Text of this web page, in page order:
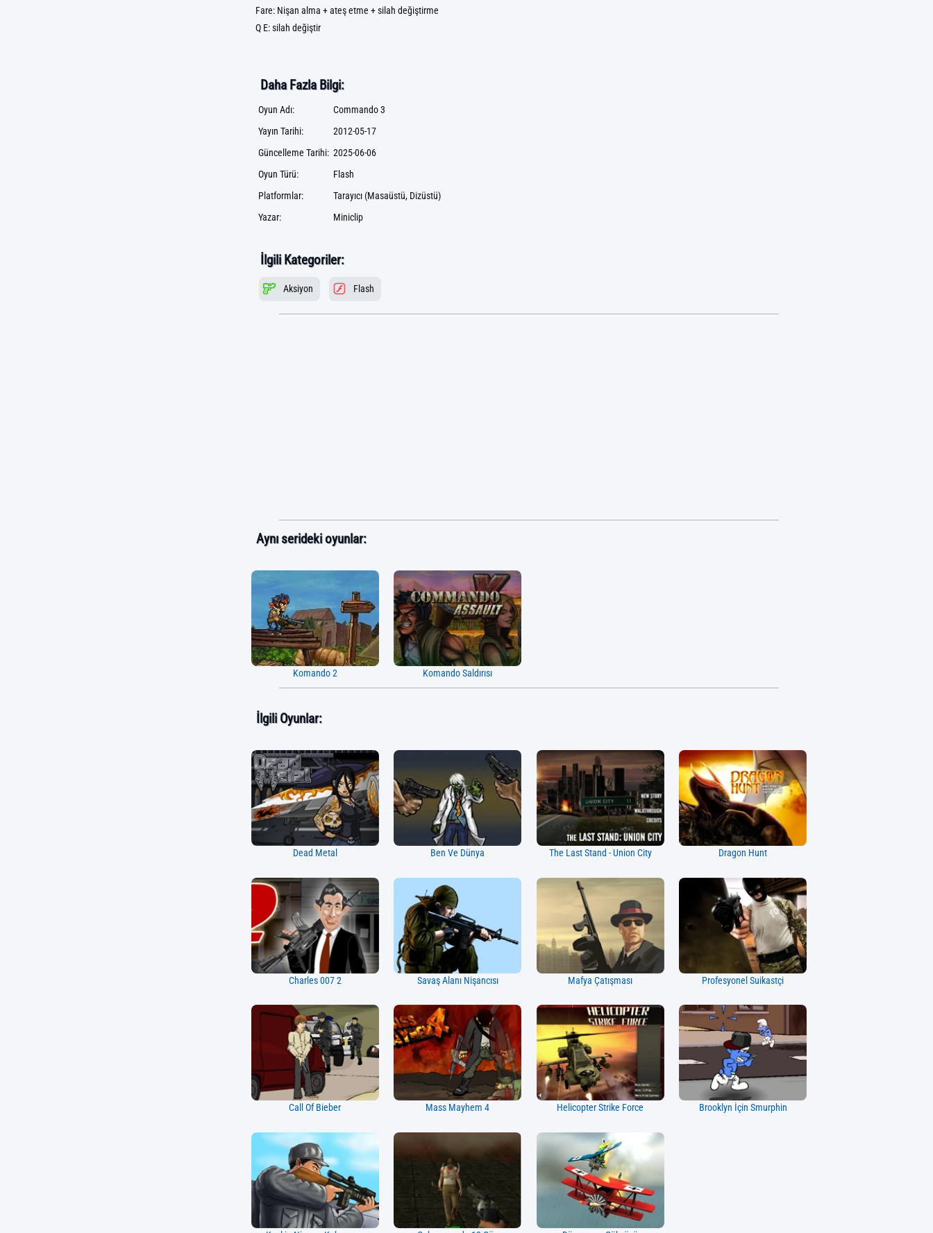
Fare: Nişan alma + ateş etme + silah değiştirme
Q E: silah değiştir
Daha Fazla Bilgi:
Oyun Adı:
Commando 3
Yayın Tarihi:
2012-05-17
Güncelleme Tarihi: 2025-06-06
Oyun Türü:
Flash
Platformlar:
Tarayıcı (Masaüstü, Dizüstü)
Yazar:
Miniclip
İlgili Kategoriler:
Aksiyon Flash
Aynı serideki oyunlar:
Komando 2 Komando Saldırısı
İlgili Oyunlar:
Dead Metal Ben Ve Dünya The Last Stand - Union City Dragon Hunt
Charles 007 2 Savaş Alanı Nişancısı Mafya Çatışması Profesyonel Suikastçi
Call Of Bieber Mass Mayhem 4 Helicopter Strike Force Brooklyn İçin Smurphin